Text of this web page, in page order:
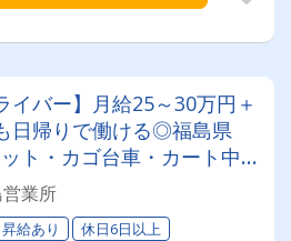
イバー】月給25～30万円＋
日帰りで働ける◎福島県
ト・カゴ台車・カート中心
運行管理・所長も目指せる
業所
昇給あり 休日6日以上